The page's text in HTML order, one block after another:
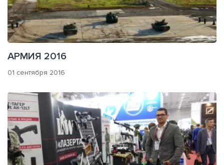
АРМИЯ 2016
01 сентября 2016